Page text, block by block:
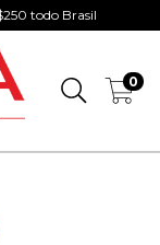
todo Brasil
0